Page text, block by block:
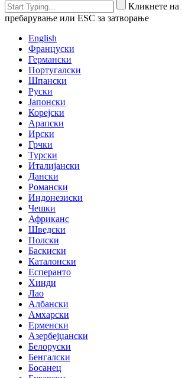
Кликнете на
пребарување или ESC за затворање
English
Француски
Германски
Португалски
Шпански
Руски
Јапонски
Корејски
Арапски
Ирски
Грчки
Турски
Италијански
Дански
Романски
Индонезиски
Чешки
Африканс
Шведски
Полски
Баскиски
Каталонски
Есперанто
Хинди
Лао
Албански
Амхарски
Ерменски
Азербејџански
Белоруски
Бенгалски
Босанец